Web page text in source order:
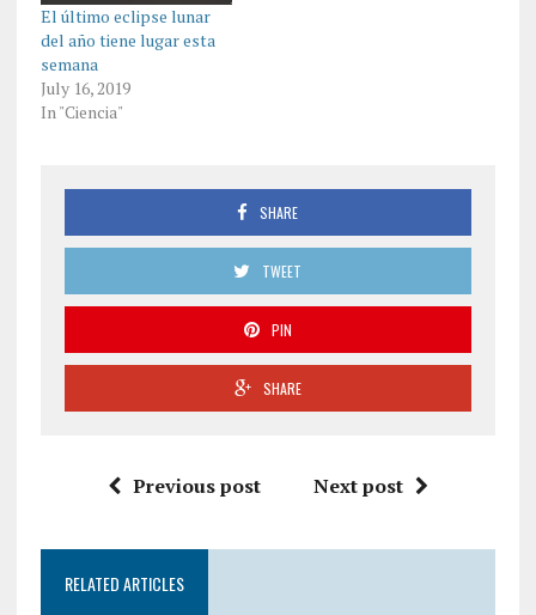
El último eclipse lunar
del año tiene lugar esta
semana
July 16, 2019
In "Ciencia"
SHARE
TWEET
PIN
SHARE
Previous post Next post
RELATED ARTICLES